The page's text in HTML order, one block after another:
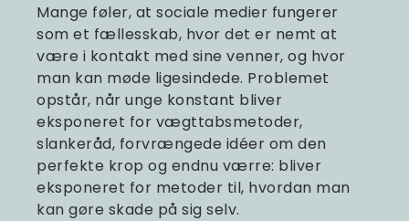
Mange føler, at sociale medier fungerer
som et fællesskab, hvor det er nemt at
være i kontakt med sine venner, og hvor
man kan møde ligesindede. Problemet
opstår, når unge konstant bliver
eksponeret for vægttabsmetoder,
slankeråd, forvrængede idéer om den
perfekte krop og endnu værre: bliver
eksponeret for metoder til, hvordan man
kan gøre skade på sig selv.